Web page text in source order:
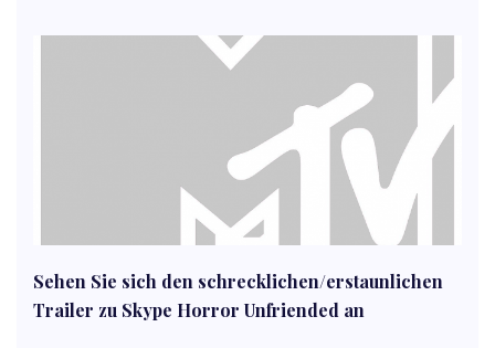
Sehen Sie sich den schrecklichen/erstaunlichen
Trailer zu Skype Horror Unfriended an